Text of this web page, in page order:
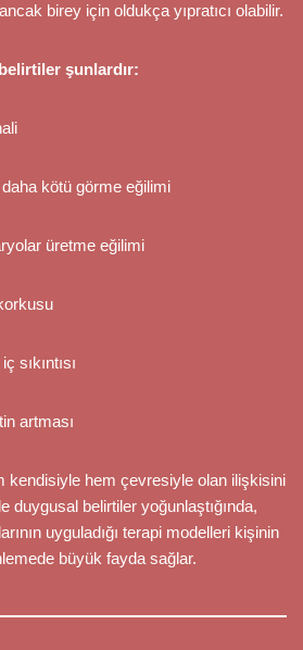
birey için oldukça yıpratıcı olabilir.
şunlardır:
kötü görme eğilimi
üretme eğilimi
sıkıntısı
artması
kendisiyle hem çevresiyle olan ilişkisini
duygusal belirtiler yoğunlaştığında,
uyguladığı terapi modelleri kişinin
büyük fayda sağlar.